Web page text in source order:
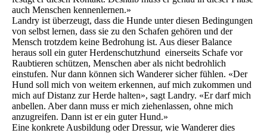
auch Menschen kennenlernen.»
Landry ist überzeugt, dass die Hunde unter diesen Bedingungen
von selbst lernen, dass sie zu den Schafen gehören und der
Mensch trotzdem keine Bedrohung ist. Aus dieser Balance
heraus soll ein guter Herdenschutzhund einerseits Schafe vor
Raubtieren schützen, Menschen aber als nicht bedrohlich
einstufen. Nur dann können sich Wanderer sicher fühlen. «Der
Hund soll mich von weitem erkennen, auf mich zukommen und
mich auf Distanz zur Herde halten», sagt Landry. «Er darf mich
anbellen. Aber dann muss er mich ziehenlassen, ohne mich
anzugreifen. Dann ist er ein guter Hund.»
Eine konkrete Ausbildung oder Dressur, wie Wanderer dies